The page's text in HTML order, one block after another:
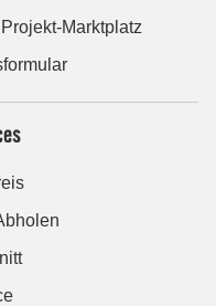
Marktplatz